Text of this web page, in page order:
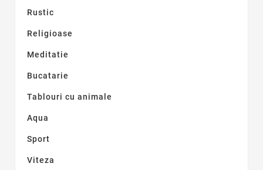
Rustic
Religioase
Meditatie
Bucatarie
Tablouri cu animale
Aqua
Sport
Viteza